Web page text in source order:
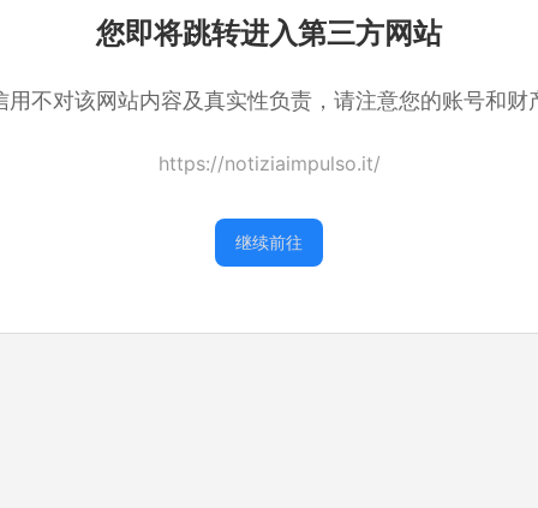
您即将跳转进入第三方网站
用不对该网站内容及真实性负责，请注意您的账号和财
https://notiziaimpulso.it/
继续前往